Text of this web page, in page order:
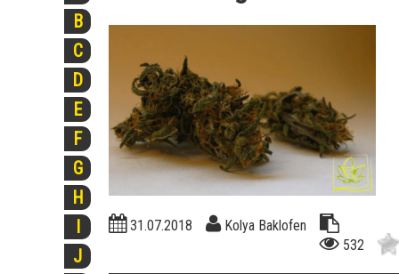
B
C
D
E
F
G
H
I
J
31.07.2018
Kolya Baklofen
532